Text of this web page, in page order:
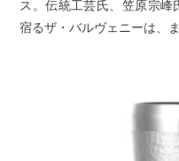
ス。伝統工芸氏、笠原宗
宿るザ・バルヴェニーは、